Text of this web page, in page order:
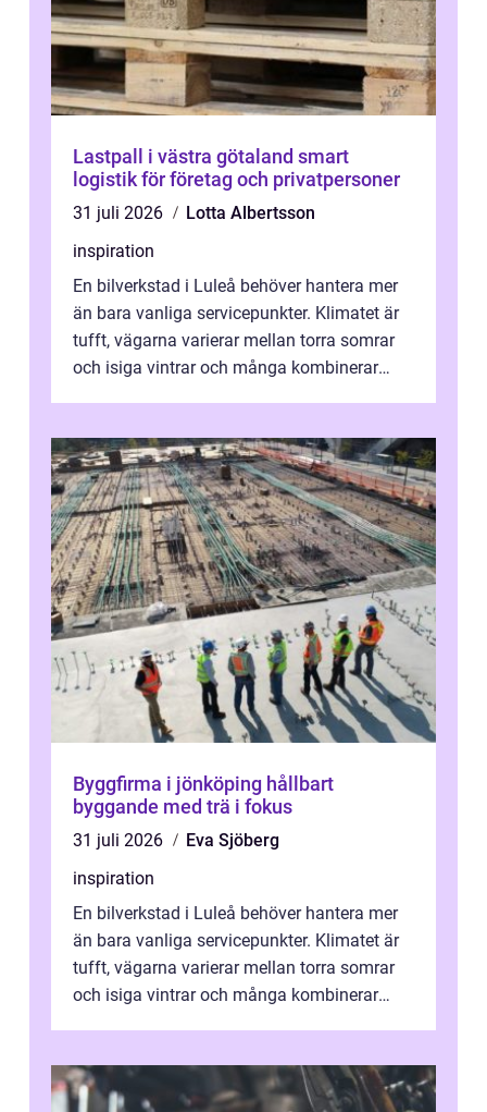
Lastpall i västra götaland smart
logistik för företag och privatpersoner
31 juli 2026
Lotta Albertsson
inspiration
En bilverkstad i Luleå behöver hantera mer
än bara vanliga servicepunkter. Klimatet är
tufft, vägarna varierar mellan torra somrar
och isiga vintrar och många kombinerar
Byggfirma i jönköping hållbart
byggande med trä i fokus
31 juli 2026
Eva Sjöberg
inspiration
En bilverkstad i Luleå behöver hantera mer
än bara vanliga servicepunkter. Klimatet är
tufft, vägarna varierar mellan torra somrar
och isiga vintrar och många kombinerar